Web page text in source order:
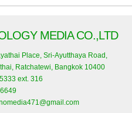
MEDIA CO.,LTD
Place, Sri-Ayutthaya Road,
Ratchatewi, Bangkok 10400
ext. 316